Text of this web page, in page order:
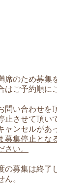
席のため募集
はご予約順に
問い合わせを
止させて頂い
ャンセルがあ
募集停止とな
さい。
の募集は終了
ん。